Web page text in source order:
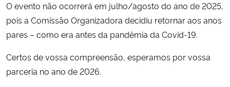
Ministério da Mulher, da Família e dos Direitos Humanos
Secretaria-Geral
Secretaria de Governo
O evento não ocorrerá em julho/agosto do ano de 2025,
pois a Comissão Organizadora decidiu retornar aos anos
pares – como era antes da pandêmia da Covid-19.
Certos de vossa compreensão, esperamos por vossa
parceria no ano de 2026.